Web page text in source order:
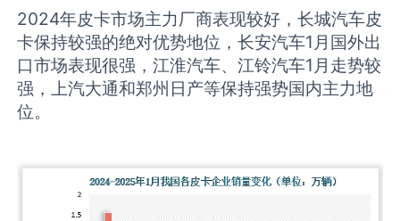
2024年皮卡市场主力厂商表现较好，长城汽车皮
卡保持较强的绝对优势地位，长安汽车1月国外出
口市场表现很强，江淮汽车、江铃汽车1月走势较
强，上汽大通和郑州日产等保持强势国内主力地
位。